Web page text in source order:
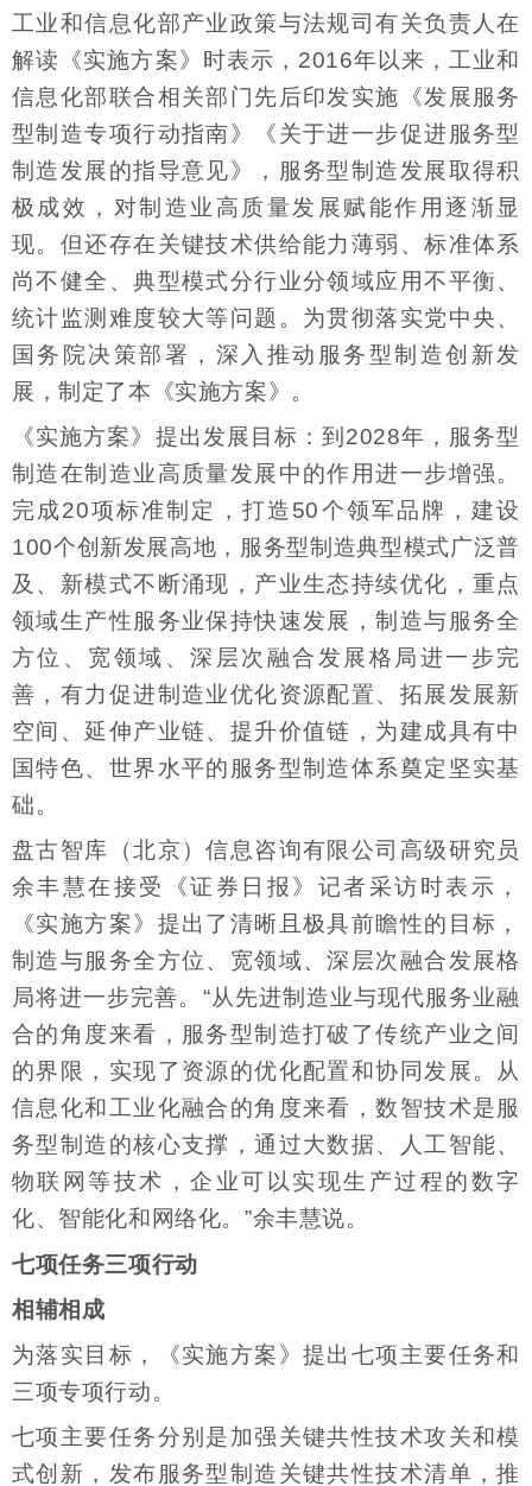
工业和信息化部产业政策与法规司有关负责人在
解读《实施方案》时表示，2016年以来，工业和
信息化部联合相关部门先后印发实施《发展服务
型制造专项行动指南》《关于进一步促进服务型
制造发展的指导意见》，服务型制造发展取得积
极成效，对制造业高质量发展赋能作用逐渐显
现。但还存在关键技术供给能力薄弱、标准体系
尚不健全、典型模式分行业分领域应用不平衡、
统计监测难度较大等问题。为贯彻落实党中央、
国务院决策部署，深入推动服务型制造创新发
展，制定了本《实施方案》。
《实施方案》提出发展目标：到2028年，服务型
制造在制造业高质量发展中的作用进一步增强。
完成20项标准制定，打造50个领军品牌，建设
100个创新发展高地，服务型制造典型模式广泛普
及、新模式不断涌现，产业生态持续优化，重点
领域生产性服务业保持快速发展，制造与服务全
方位、宽领域、深层次融合发展格局进一步完
善，有力促进制造业优化资源配置、拓展发展新
空间、延伸产业链、提升价值链，为建成具有中
国特色、世界水平的服务型制造体系奠定坚实基
础。
盘古智库（北京）信息咨询有限公司高级研究员
余丰慧在接受《证券日报》记者采访时表示，
《实施方案》提出了清晰且极具前瞻性的目标，
制造与服务全方位、宽领域、深层次融合发展格
局将进一步完善。“从先进制造业与现代服务业融
合的角度来看，服务型制造打破了传统产业之间
的界限，实现了资源的优化配置和协同发展。从
信息化和工业化融合的角度来看，数智技术是服
务型制造的核心支撑，通过大数据、人工智能、
物联网等技术，企业可以实现生产过程的数字
化、智能化和网络化。”余丰慧说。
七项任务三项行动
相辅相成
为落实目标，《实施方案》提出七项主要任务和
三项专项行动。
七项主要任务分别是加强关键共性技术攻关和模
式创新，发布服务型制造关键共性技术清单，推